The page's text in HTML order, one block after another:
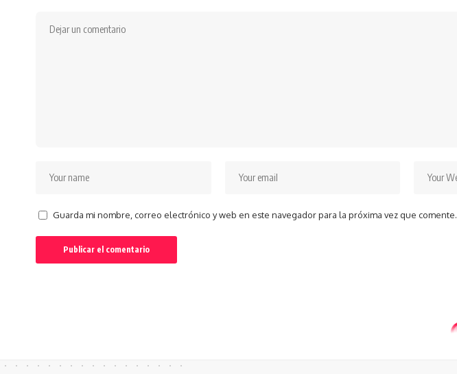
Guarda mi nombre, correo electrónico y web en este navegador para la próxima vez que comente.